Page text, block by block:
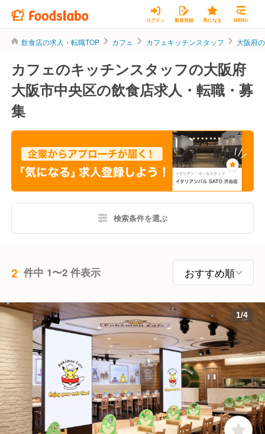
ログイン 新規登録 気になる MENU
飲食店の求人・転職TOP カフェ カフェキッチンスタッフ 大阪府
カフェのキッチンスタッフの大阪府
大阪市中央区の飲食店求人・転職・募
集
検索条件を選ぶ
2 件中 1〜2 件表示
1/4